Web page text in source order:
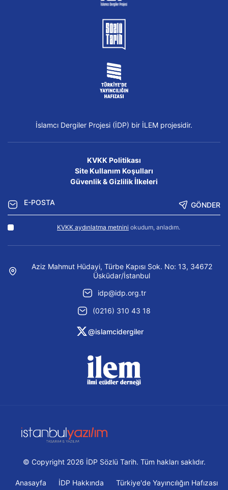
İslamcı Dergiler Projesi (İDP) bir İLEM projesidir.
KVKK Politikası
Site Kullanım Koşulları
Güvenlik & Gizlilik İlkeleri
GÖNDER
KVKK aydınlatma metnini okudum, anladım.
Aziz Mahmut Hüdayi, Türbe Kapısı Sok. No: 13, 34672
Üsküdar/İstanbul
idp@idp.org.tr
(0216) 310 43 18
@islamcidergiler
© Copyright 2026 İDP Sözlü Tarih. Tüm hakları saklıdır.
Anasayfa İDP Hakkında
Türkiye'de Yayıncılığın Hafızası